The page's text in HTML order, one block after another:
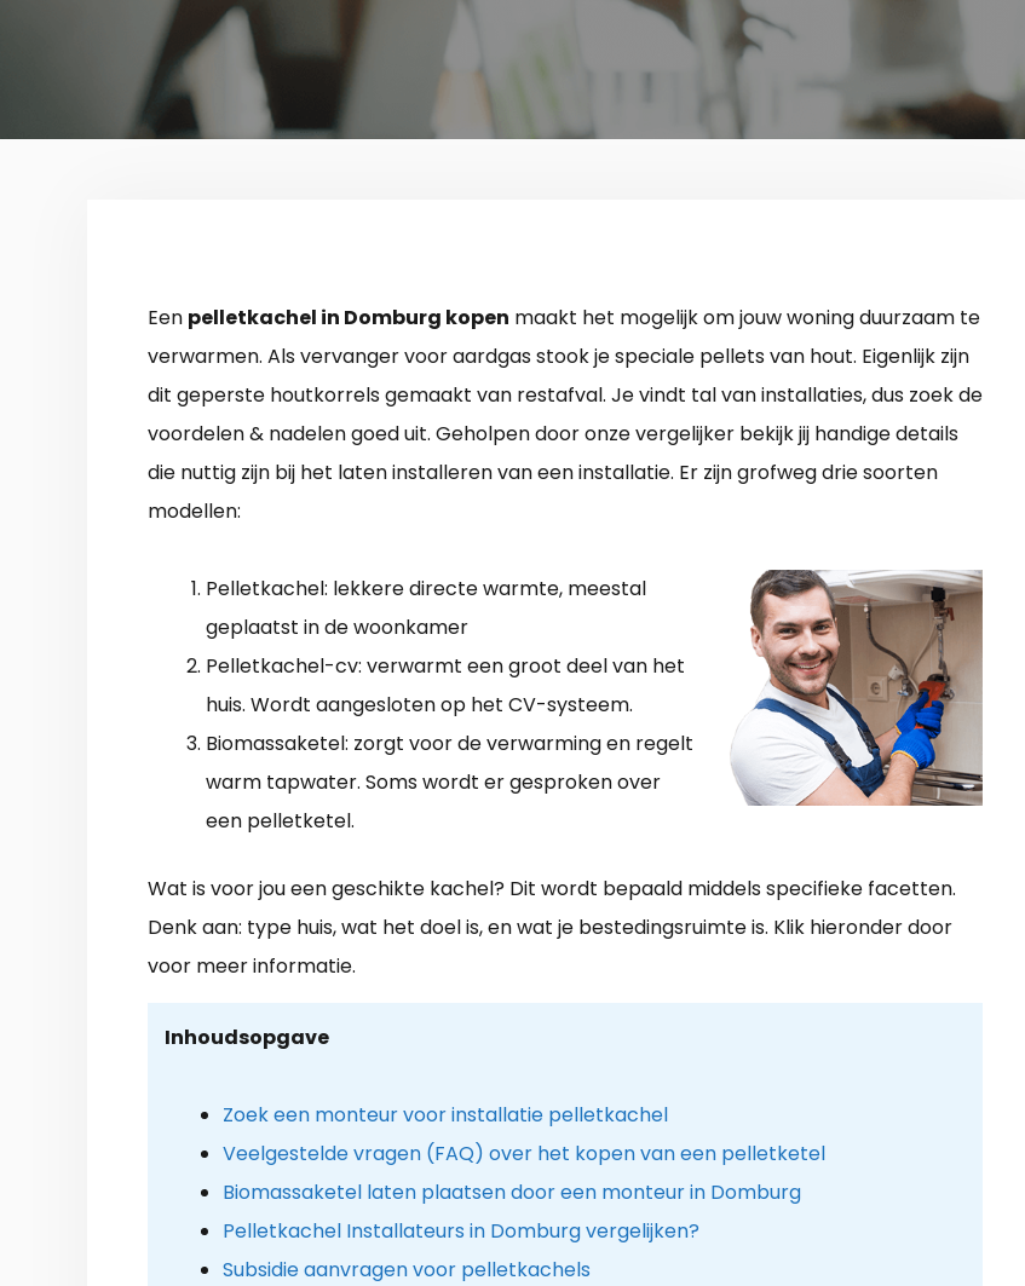
Een pelletkachel in Domburg kopen maakt het mogelijk om jouw woning duurzaam te
verwarmen. Als vervanger voor aardgas stook je speciale pellets van hout. Eigenlijk zijn
dit geperste houtkorrels gemaakt van restafval. Je vindt tal van installaties, dus zoek de
voordelen & nadelen goed uit. Geholpen door onze vergelijker bekijk jij handige details
die nuttig zijn bij het laten installeren van een installatie. Er zijn grofweg drie soorten
modellen:
Pelletkachel: lekkere directe warmte, meestal
geplaatst in de woonkamer
Pelletkachel-cv: verwarmt een groot deel van het
huis. Wordt aangesloten op het CV-systeem.
Biomassaketel: zorgt voor de verwarming en regelt
warm tapwater. Soms wordt er gesproken over
een pelletketel.
Wat is voor jou een geschikte kachel? Dit wordt bepaald middels specifieke facetten.
Denk aan: type huis, wat het doel is, en wat je bestedingsruimte is. Klik hieronder door
voor meer informatie.
Inhoudsopgave
Zoek een monteur voor installatie pelletkachel
Veelgestelde vragen (FAQ) over het kopen van een pelletketel
Biomassaketel laten plaatsen door een monteur in Domburg
Pelletkachel Installateurs in Domburg vergelijken?
Subsidie aanvragen voor pelletkachels